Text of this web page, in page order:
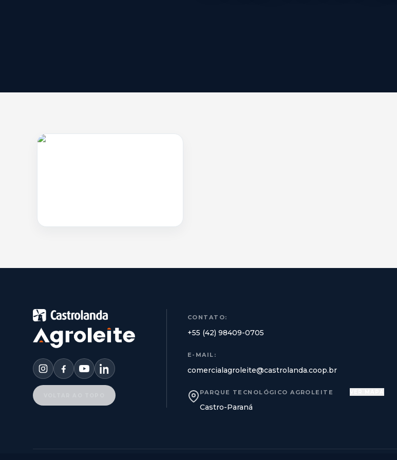
CONTATO:
+55 (42) 98409-0705
E-MAIL:
comercialagroleite@castrolanda.coop.br
PARQUE TECNOLÓGICO AGROLEITE
Castro-Paraná